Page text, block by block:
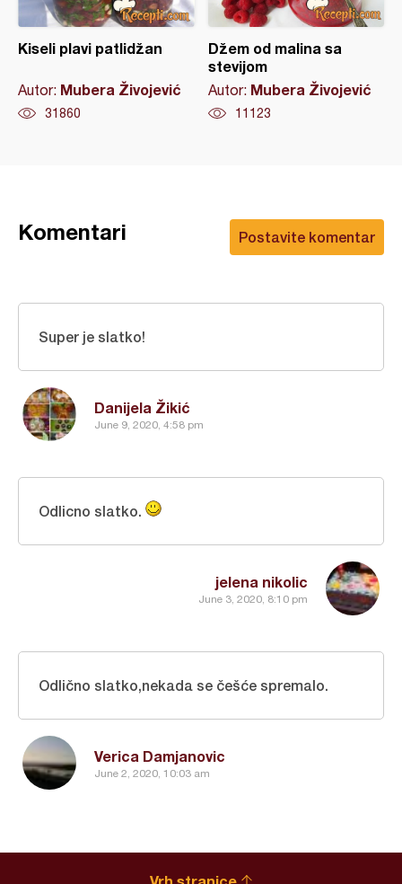
Kiseli plavi patlidžan
Autor: Mubera Živojević
31860
Džem od malina sa
stevijom
Autor: Mubera Živojević
11123
Postavite komentar
Komentari
Danijela Žikić
June 9, 2020, 4:58 pm
Super je slatko!
jelena nikolic
June 3, 2020, 8:10 pm
Odlicno slatko.
Verica Damjanovic
June 2, 2020, 10:03 am
Odlično slatko,nekada se češće spremalo.